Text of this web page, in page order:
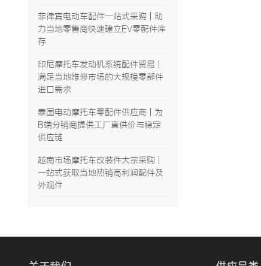
菲律宾电动车配件一站式采购 | 助
力当地零售商快速建立EV零配件库
存
印尼摩托车发动机系统配件贸易 |
满足当地维修市场的大规模零部件
进口需求
泰国电动摩托车零配件供应商 | 为
B端分销商提供工厂直供价与稳定
供应链
越南市场摩托车改装件大宗采购 |
一站式获取当地热销高利润配件及
外观件